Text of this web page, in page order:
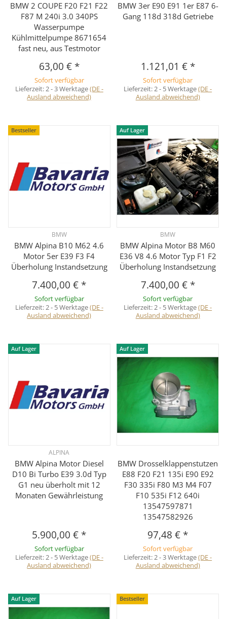
BMW 2 COUPE F20 F21 F22
F87 M 240i 3.0 340PS
Wasserpumpe
Kühlmittelpumpe 8671654
fast neu, aus Testmotor
63,00 € *
Sofort verfügbar
Lieferzeit:2 - 3 Werktage(DE -
Ausland abweichend)
BMW 3er E90 E91 1er E87 6-
Gang 118d 318d Getriebe
1.121,01 € *
Sofort verfügbar
Lieferzeit:2 - 5 Werktage(DE -
Ausland abweichend)
Bestseller
BMW
BMW Alpina B10 M62 4.6
Motor 5er E39 F3 F4
Überholung Instandsetzung
7.400,00 € *
Sofort verfügbar
Lieferzeit:2 - 5 Werktage(DE -
Ausland abweichend)
Auf Lager
BMW
BMW Alpina Motor B8 M60
E36 V8 4.6 Motor Typ F1 F2
Überholung Instandsetzung
7.400,00 € *
Sofort verfügbar
Lieferzeit:2 - 5 Werktage(DE -
Ausland abweichend)
Auf Lager
ALPINA
BMW Alpina Motor Diesel
D10 Bi Turbo E39 3.0d Typ
G1 neu überholt mit 12
Monaten Gewährleistung
5.900,00 € *
Sofort verfügbar
Lieferzeit:2 - 5 Werktage(DE -
Ausland abweichend)
Auf Lager
BMW Drosselklappenstutzen
E88 F20 F21 135i E90 E92
F30 335i F80 M3 M4 F07
F10 535i F12 640i
13547597871
13547582926
97,48 € *
Sofort verfügbar
Lieferzeit:2 - 3 Werktage(DE -
Ausland abweichend)
Auf Lager Bestseller